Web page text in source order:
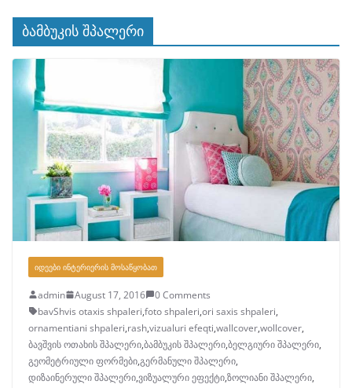
ბამბუკის შპალერი
ᲘᲓᲔᲔᲑᲘ ᲘᲜᲢᲔᲠᲘᲔᲠᲘᲡ ᲛᲝᲡᲐᲬᲧᲝᲑᲐᲗ
admin August 17, 2016
0 Comments
bavShvis otaxis shpaleri,foto shpaleri,ori saxis shpaleri,
ornamentiani shpaleri,rash,vizualuri efeqti,wallcover,wollcover,
ბავშვის ოთახის შპალერი,ბამბუკის შპალერი,ბელგიური შპალერი,
გეომეტრიული ფორმები,გერმანული შპალერი,
დიზაინერული შპალერი,ვიზუალური ეფექტი,ზოლიანი შპალერი,